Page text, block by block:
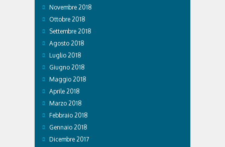
Novembre 2018
Ottobre 2018
Settembre 2018
Agosto 2018
Luglio 2018
Giugno 2018
Maggio 2018
Aprile 2018
Marzo 2018
Febbraio 2018
Gennaio 2018
Dicembre 2017